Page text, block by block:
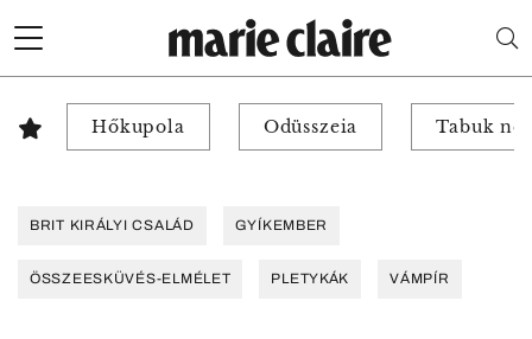
Hőkupola Odüsszeia Tabuk
BRIT KIRÁLYI CSALÁD GYÍKEMBER
ÖSSZEESKÜVÉS-ELMÉLET PLETYKÁK VÁMPÍR